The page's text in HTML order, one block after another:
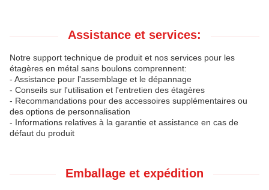
Assistance et services:
Notre support technique de produit et nos services pour les
étagères en métal sans boulons comprennent:
- Assistance pour l'assemblage et le dépannage
- Conseils sur l'utilisation et l'entretien des étagères
- Recommandations pour des accessoires supplémentaires ou
des options de personnalisation
- Informations relatives à la garantie et assistance en cas de
défaut du produit
Emballage et expédition